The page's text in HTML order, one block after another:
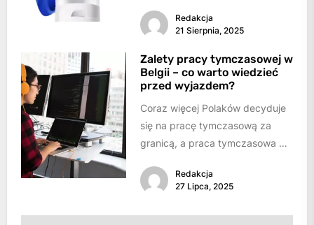
kreowaniu wizerunku
marki.Najlepiej budują go
produkty, które łączą...
Redakcja
21 Sierpnia, 2025
Zalety pracy tymczasowej w
Belgii – co warto wiedzieć
przed wyjazdem?
Coraz więcej Polaków decyduje
się na pracę tymczasową za
granicą, a praca tymczasowa w
popularna....
Redakcja
27 Lipca, 2025